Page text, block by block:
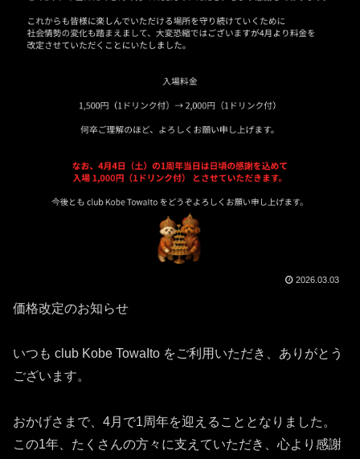
2026.03.03
価格改定のお知らせ
いつも club Kobe TowaIto をご利用いただき、ありがとう
ございます。
おかげさまで、4月で1周年を迎えることとなりました。
この1年、たくさんの方々に支えていただき、心より感謝